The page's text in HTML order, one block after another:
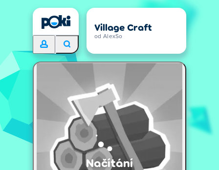
Village Craft
od AlexSo
Načítání